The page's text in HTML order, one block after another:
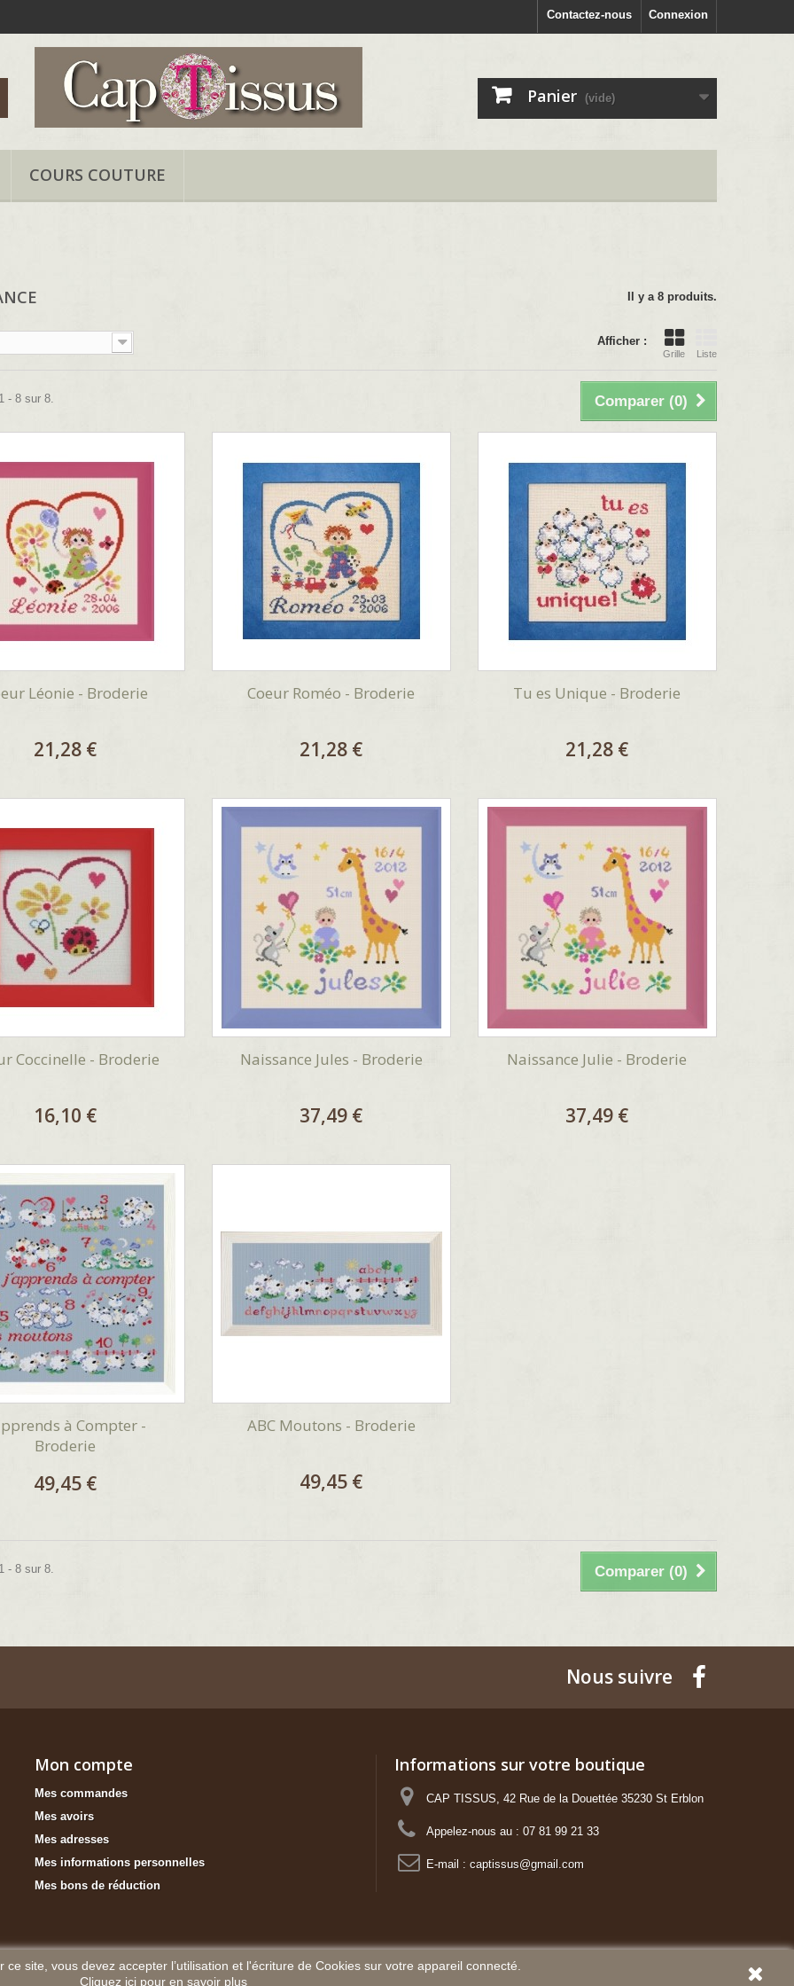
Connexion
Contactez-nous
Panier (vide)
COURS COUTURE
Il y a 8 produits.
Afficher :
Grille Liste
Comparer (0)
- 8 sur 8.
Léonie - Broderie
21,28 €
Coeur Roméo - Broderie
21,28 €
Tu es Unique - Broderie
21,28 €
Coccinelle - Broderie
16,10 €
Naissance Jules - Broderie
37,49 €
Naissance Julie - Broderie
37,49 €
à Compter -
Broderie
49,45 €
ABC Moutons - Broderie
49,45 €
Comparer (0)
- 8 sur 8.
Nous suivre
Mon compte
Mes commandes
Mes avoirs
Mes adresses
Mes informations personnelles
Mes bons de réduction
Informations sur votre boutique
CAP TISSUS, 42 Rue de la Douettée 35230 St Erblon
Appelez-nous au : 07 81 99 21 33
E-mail : captissus@gmail.com
site, vous devez accepter l’utilisation et l'écriture de Cookies sur votre appareil connecté.
Cliquez ici pour en savoir plus